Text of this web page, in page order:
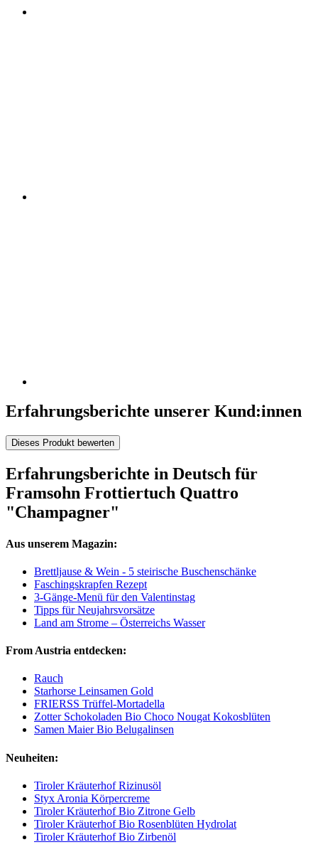
Erfahrungsberichte unserer Kund:innen
Dieses Produkt bewerten
Erfahrungsberichte in Deutsch für
Framsohn Frottiertuch Quattro
"Champagner"
Aus unserem Magazin:
Brettljause & Wein - 5 steirische Buschenschänke
Faschingskrapfen Rezept
3-Gänge-Menü für den Valentinstag
Tipps für Neujahrsvorsätze
Land am Strome – Österreichs Wasser
From Austria entdecken:
Rauch
Starhorse Leinsamen Gold
FRIERSS Trüffel-Mortadella
Zotter Schokoladen Bio Choco Nougat Kokosblüten
Samen Maier Bio Belugalinsen
Neuheiten:
Tiroler Kräuterhof Rizinusöl
Styx Aronia Körpercreme
Tiroler Kräuterhof Bio Zitrone Gelb
Tiroler Kräuterhof Bio Rosenblüten Hydrolat
Tiroler Kräuterhof Bio Zirbenöl